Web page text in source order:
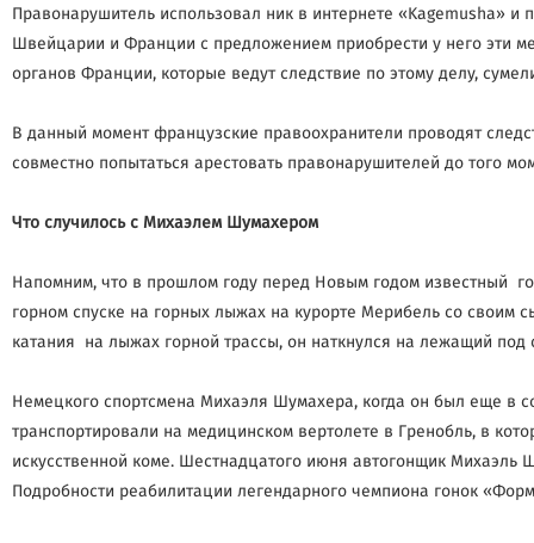
Правонарушитель использовал ник в интернете «Kagemusha»
Швейцарии и Франции с предложением приобрести у него эти
органов Франции, которые ведут следствие по этому делу,
В данный момент французские правоохранители проводят
совместно попытаться арестовать правонарушителей до того
Что случилось с Михаэлем Шумахером
Напомним, что в прошлом году перед Новым годом известный
горном спуске на горных лыжах на курорте Мерибель со своим
катания на лыжах горной трассы, он наткнулся на лежащий
Немецкого спортсмена Михаэля Шумахера, когда он был еще в
транспортировали на медицинском вертолете в Гренобль, в
искусственной коме. Шестнадцатого июня автогонщик
Подробности реабилитации легендарного чемпиона гонок